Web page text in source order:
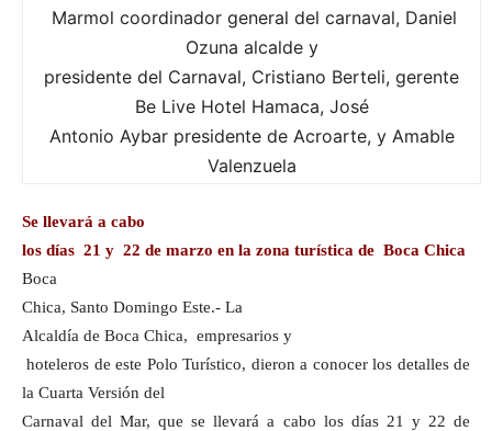
Marmol coordinador general del carnaval, Daniel
Ozuna alcalde y
presidente del Carnaval, Cristiano Berteli, gerente
Be Live Hotel Hamaca, José
Antonio Aybar presidente de Acroarte, y Amable
Valenzuela
Se llevará a cabo
los días 21 y 22 de marzo en la zona turística de Boca Chica
Boca
Chica, Santo Domingo Este.- La
Alcaldía de Boca Chica, empresarios y
hoteleros de este Polo Turístico, dieron a conocer los detalles de
la Cuarta Versión del
Carnaval del Mar, que se llevará a cabo los días 21 y 22 de